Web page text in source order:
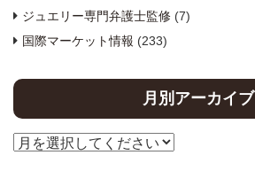
ジュエリー専門弁護士監修 (7)
国際マーケット情報 (233)
月別アーカイブ